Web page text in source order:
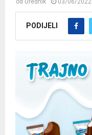
od Urednik 03/06/2022
PODIJELI